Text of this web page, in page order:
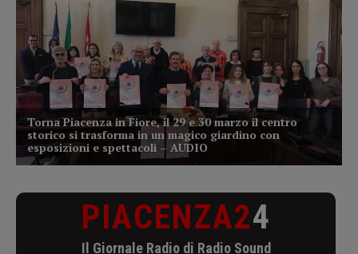
PIACENZA24
Il Giornale Radio di Radio Sound